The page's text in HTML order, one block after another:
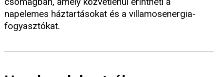
napelemes háztartásokat és a villamosenergia-
fogyasztókat.